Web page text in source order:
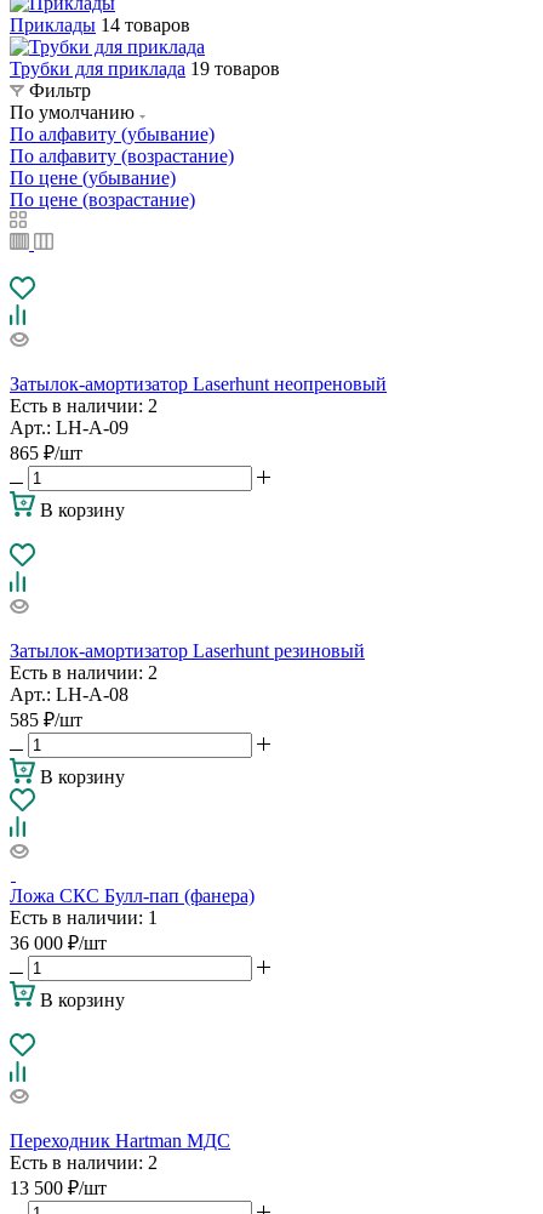
Приклады 14 товаров
Трубки для приклада 19 товаров
Фильтр
По умолчанию
По алфавиту (убывание)
По алфавиту (возрастание)
По цене (убывание)
По цене (возрастание)
Затылок-амортизатор Laserhunt неопреновый
Есть в наличии: 2
Арт.: LH-A-09
865 ₽/шт
В корзину
Затылок-амортизатор Laserhunt резиновый
Есть в наличии: 2
Арт.: LH-A-08
585 ₽/шт
В корзину
Ложа СКС Булл-пап (фанера)
Есть в наличии: 1
36 000 ₽/шт
В корзину
Переходник Hartman МДС
Есть в наличии: 2
13 500 ₽/шт